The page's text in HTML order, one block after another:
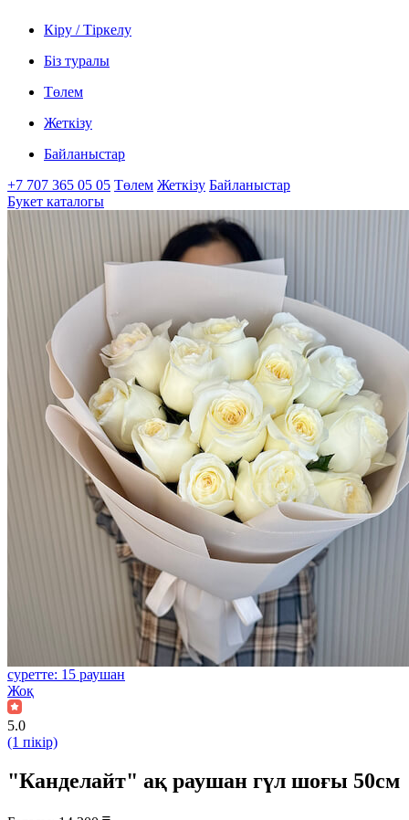
Кіру / Тіркелу
Біз туралы
Төлем
Жеткізу
Байланыстар
+7 707 365 05 05 Төлем Жеткізу Байланыстар
Букет каталогы
суретте: 15 раушан
Жоқ
5.0
(1 пікір)
"Канделайт" ақ раушан гүл шоғы 50см